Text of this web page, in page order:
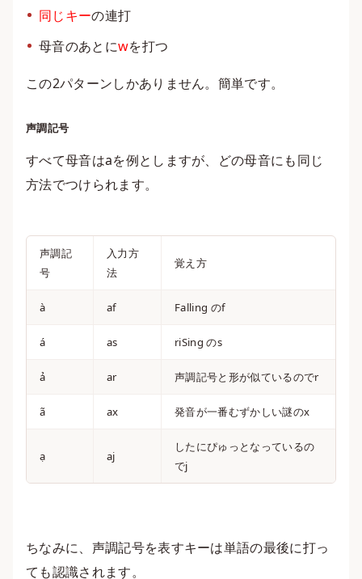
同じキーの連打
母音のあとにwを打つ
この2パターンしかありません。簡単です。
声調記号
すべて母音はaを例としますが、どの母音にも同じ
方法でつけられます。
声調記
号
入力方
法
覚え方
à af Falling のf
á as riSing のs
ả ar 声調記号と形が似ているのでr
ã ax 発音が一番むずかしい謎のx
ạ aj
したにぴゅっとなっているの
でj
ちなみに、声調記号を表すキーは単語の最後に打っ
ても認識されます。